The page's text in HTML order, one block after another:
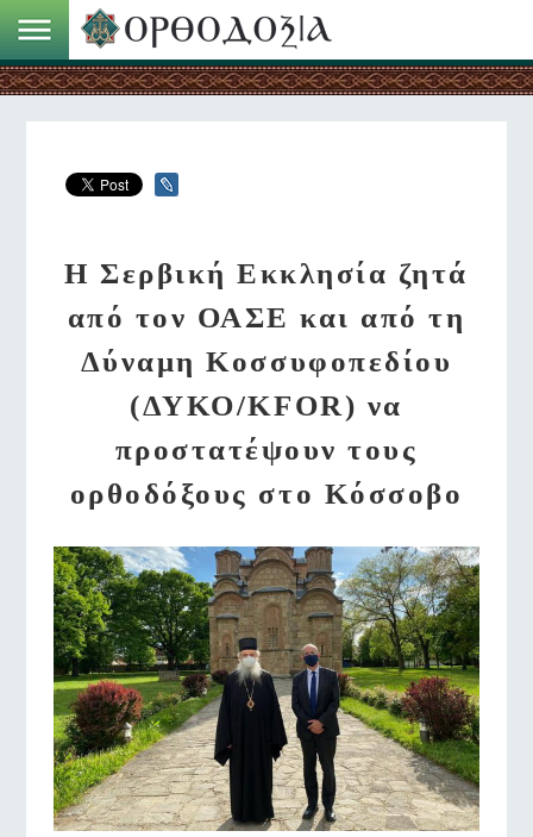
Η Σερβική Εκκλησία ζητά
από τον ΟΑΣΕ και από τη
Δύναμη Κοσσυφοπεδίου
(ΔΥΚΟ/KFOR) να
προστατέψουν τους
ορθοδόξους στο Κόσσοβο